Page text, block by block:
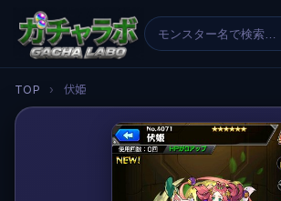
TOP › 伏姫